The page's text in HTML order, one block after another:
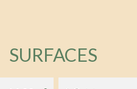
SURFACES